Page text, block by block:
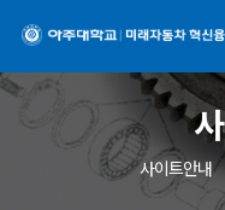
사이트안내